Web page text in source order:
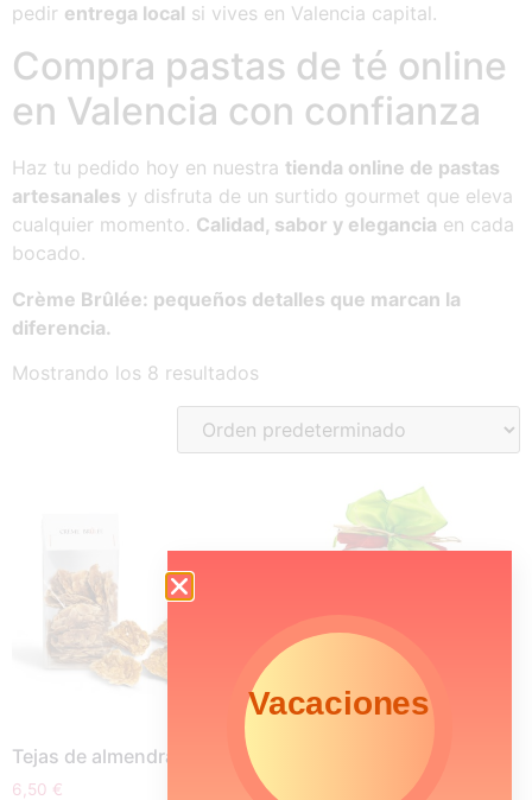
pedir entrega local si vives en Valencia capital.
Compra pastas de té online
en Valencia con confianza
Haz tu pedido hoy en nuestra tienda online de pastas
artesanales y disfruta de un surtido gourmet que eleva
cualquier momento. Calidad, sabor y elegancia en cada
bocado.
Crème Brûlée: pequeños detalles que marcan la
diferencia.
Mostrando los 8 resultados
Tejas de almendra
6,50 €
Caja de surtido de todas
nuestras galletas
Vacaciones